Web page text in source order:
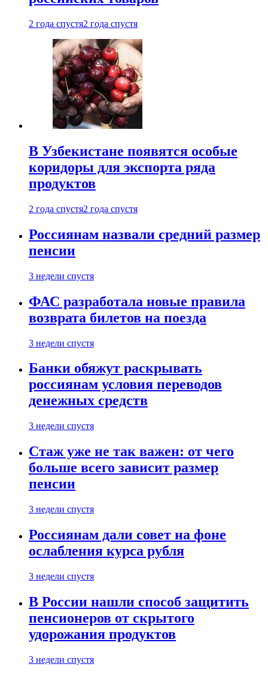
2 года спустя2 года спустя
В Узбекистане появятся особые
коридоры для экспорта ряда
продуктов
2 года спустя2 года спустя
Россиянам назвали средний размер
пенсии
3 недели спустя
ФАС разработала новые правила
возврата билетов на поезда
3 недели спустя
Банки обяжут раскрывать
россиянам условия переводов
денежных средств
3 недели спустя
Стаж уже не так важен: от чего
больше всего зависит размер
пенсии
3 недели спустя
Россиянам дали совет на фоне
ослабления курса рубля
3 недели спустя
В России нашли способ защитить
пенсионеров от скрытого
удорожания продуктов
3 недели спустя